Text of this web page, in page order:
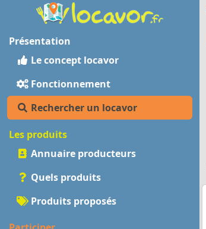
Présentation
Le concept locavor
Fonctionnement
Rechercher un locavor
Les produits
Annuaire producteurs
Quels produits
Produits proposés